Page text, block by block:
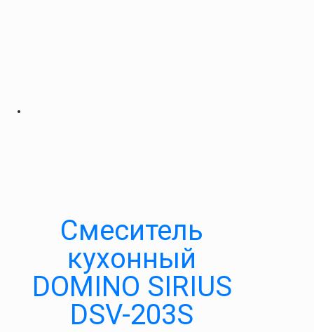
Смеситель
кухонный
DOMINO SIRIUS
DSV-203S